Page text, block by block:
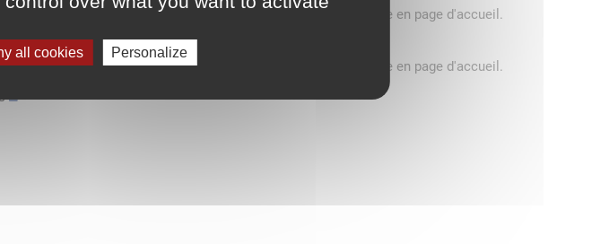
all cookies Personalize
véhicules n'excédant pas 3,5 tonnes, consultez le message en page d'accueil.
véhicules n'excédant pas 3,5 tonnes, consultez le message en page d'accueil.